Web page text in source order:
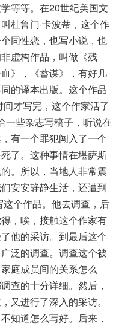
等等。在20世纪美国文
杜鲁门·卡波蒂，这个作
同性恋，也写小说，也
虚构作品，叫做《残
》，《蓄谋》，有好几
的译本出版。这个作品
才写完，这个作家活了
一些杂志写稿子，听说在
有一个罪犯闯入了一个
了。这种事情在堪萨斯
。所以，当地人非常震
安安静静生活，还遭到
这个作品。他去调查，后
，唉，接触这个作家有
他的采访。到最后这个
泛的调查。调查这个被
庭成员间的关系怎么
查的十分详细。然后，
又进行了深入的采访。
知道怎么写好。后来，